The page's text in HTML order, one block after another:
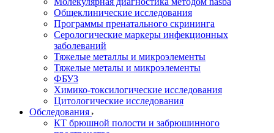
Общеклинические исследования
Программы пренатального скрининга
Серологические маркеры инфекционных
заболеваний
Тяжелые металлы и микроэлементы
Тяжелые металы и микроэлементы
ФБУЗ
Химико-токсилогические исследования
Цитологические исследования
Обследования
КТ брюшной полости и забрюшинного